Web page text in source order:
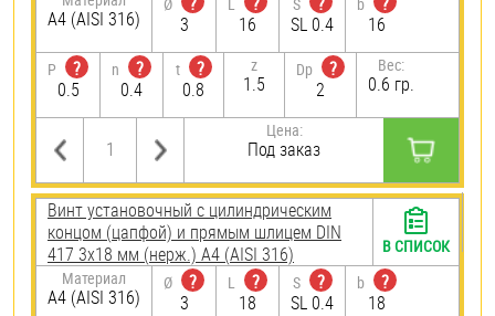
A4 (AISI 316)
3
16
SL 0.4
16
P
?
0.5
n
?
0.4
t
?
0.8
z
1.5
Dp
?
2
Вес:
0.6 гр.
Цена:
Под заказ
Винт установочный с цилиндрическим
концом (цапфой) и прямым шлицем DIN
417 3х18 мм (нерж.) A4 (AISI 316)
Материал
A4 (AISI 316)
Ø
?
3
L
?
18
S
?
SL 0.4
b
?
18
В СПИСОК